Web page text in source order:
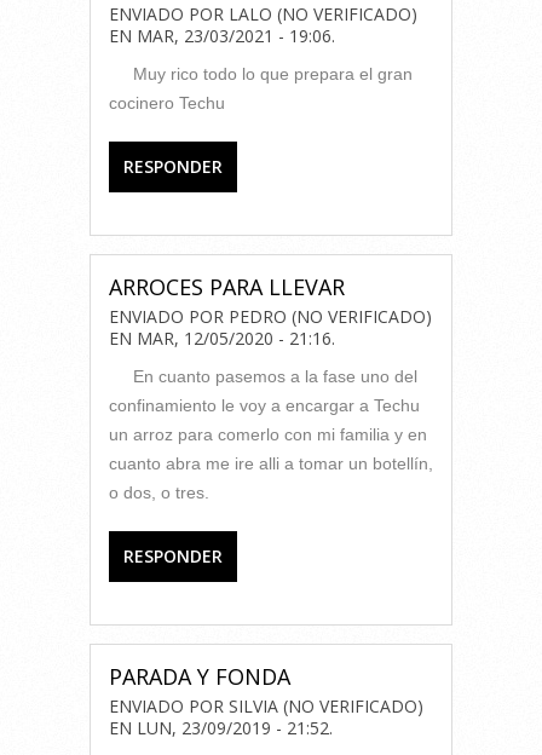
ENVIADO POR LALO (NO VERIFICADO)
EN MAR, 23/03/2021 - 19:06.
Muy rico todo lo que prepara el gran
cocinero Techu
RESPONDER
ARROCES PARA LLEVAR
ENVIADO POR PEDRO (NO VERIFICADO)
EN MAR, 12/05/2020 - 21:16.
En cuanto pasemos a la fase uno del
confinamiento le voy a encargar a Techu
un arroz para comerlo con mi familia y en
cuanto abra me ire alli a tomar un botellín,
o dos, o tres.
RESPONDER
PARADA Y FONDA
ENVIADO POR SILVIA (NO VERIFICADO)
EN LUN, 23/09/2019 - 21:52.